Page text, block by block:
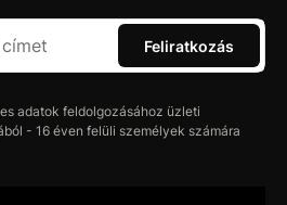
Feliratkozás
adatok feldolgozásához üzleti
- 16 éven felüli személyek számára